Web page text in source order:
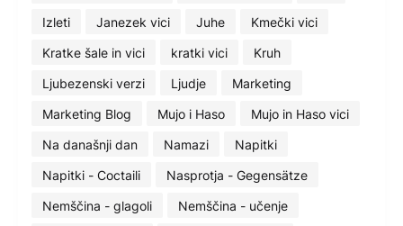
Izleti
Janezek vici Juhe
Kmečki vici
Kratke šale in vici
kratki vici
Kruh
Ljubezenski verzi
Ljudje
Marketing
Marketing Blog
Mujo i Haso
Mujo in Haso vici
Na današnji dan
Namazi
Napitki
Napitki - Coctaili
Nasprotja - Gegensätze
Nemščina - glagoli
Nemščina - učenje